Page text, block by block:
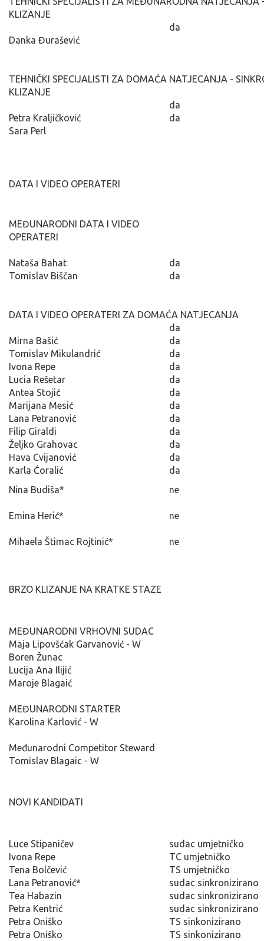
KLIZANJE
da
Danka Đurašević
TEHNIČKI SPECIJALISTI ZA DOMAĆA NATJECANJA -
KLIZANJE
da
Petra Kraljičković
da
Sara Perl
DATA I VIDEO OPERATERI
MEĐUNARODNI DATA I VIDEO
OPERATERI
Nataša Bahat
da
Tomislav Biščan
da
DATA I VIDEO OPERATERI ZA DOMAĆA NATJECANJA
da
Mirna Bašić
da
Tomislav Mikulandrić
da
Ivona Repe
da
Lucia Rešetar
da
Antea Stojić
da
Marijana Mesić
da
Lana Petranović
da
Filip Giraldi
da
Željko Grahovac
da
Hava Cvijanović
da
Karla Ćoralić
da
Nina Budiša*
ne
Emina Herić* ne
Mihaela Štimac Rojtinić* ne
BRZO KLIZANJE NA KRATKE STAZE
MEĐUNARODNI VRHOVNI SUDAC
Maja Lipovšćak Garvanović - W
Boren Žunac
Lucija Ana Ilijić
Maroje Blagaić
MEĐUNARODNI STARTER
Karolina Karlović - W
Međunarodni Competitor Steward
Tomislav Blagaic - W
NOVI KANDIDATI
Luce Stipaničev
sudac umjetničko
Ivona Repe
TC umjetničko
Tena Bolčević
TS umjetničko
Lana Petranović*
sudac sinkronizirano
Tea Habazin
sudac sinkronizirano
Petra Kentrić
sudac sinkronizirano
Petra Oniško
TS sinkonizirano
Petra Oniško
TS sinkonizirano